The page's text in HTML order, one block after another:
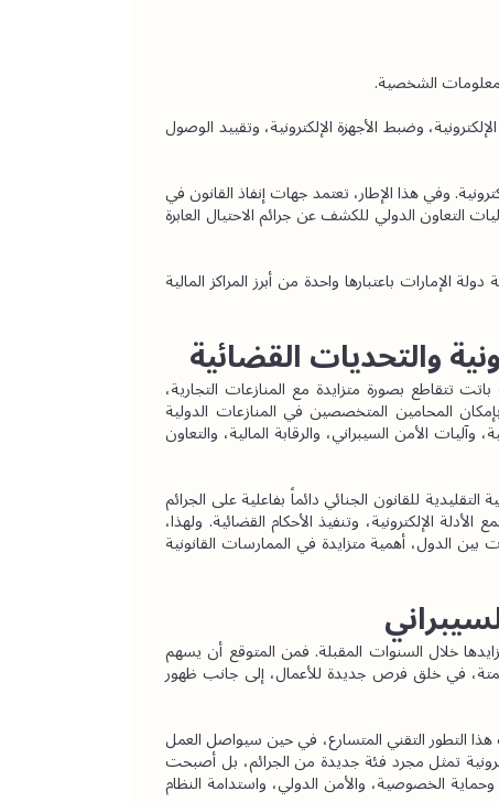
الشخصية.
وتطبق المحاكم الإماراتية إجراءات متعددة في الممارسة العملية، من بينها حجب المواقع الإلكترونية، وضبط الأجهزة الإلكترونية، وتقييد الوصول
كما تولي دولة الإمارات اهتماماً كبيراً بتطوير جهات متخصصة في التحقيق في الجرائم الإلكترونية. وفي هذا الإطار، تعتمد جهات إنفاذ القانون في
ويكتسب ذلك أهمية خاصة بالنسبة للأعمال والاستثمارات الدولية، في ظل ترسيخ مكانة دولة الإمارات باعتبارها واحدة من أبرز المراكز المالية
والتحديات القضائية
والتحقيقات المتعلقة بالاحتيال، وإجراءات تتبع الأصول. وفي ظل هذا الواقع، لم يعد بإمكان المحامين المتخصصين في المنازعات الدولية
الاكتفاء بالفهم التقليدي لقانون العقود أو قانون الشركات، بل أصبح الإلمام بالأدلة الرقمية، وآليات الأمن السيبراني، والرقابة المالية، والتعاون
وتظل مسألة الاختصاص القضائي من أكثر التحديات تعقيداً، إذ لا تنطبق المبادئ الإقليمية التقليدية للقانون الجنائي دائماً بفاعلية على الجرائم
تكتسب آليات المساعدة القانونية المتبادلة، والتحقيقات العابرة للحدود، وتبادل المعلومات بين الدول، أهمية متزايدة في الممارسات القانونية
من الواضح أن أهمية الجرائم الإلكترونية، باعتبارها ظاهرة قانونية واقتصادية، ستواصل تزايدها خلال السنوات المقبلة. فمن المتوقع أن يسهم
تطور الذكاء الاصطناعي، وتقنيات البلوك تشين، والعملات الرقمية، وأنظمة الإدارة المؤتمتة، في خلق فرص جديدة للأعمال، إلى جانب ظهور
وفي المقابل، ستجد الدول والمنظمات الدولية نفسها مطالبة بتطوير تشريعاتها بما يواكب هذا التطور التقني المتسارع، في حين سيواصل العمل
القانوني التحول نحو مزيد من التخصص في القضايا الرقمية. وهكذا، لم تعد الجرائم الإلكترونية تمثل مجرد فئة جديدة من الجرائم، بل أصبحت
انعكاساً لتحول جوهري في طبيعة الجريمة المعاصرة. فهي تؤثر في الاستقرار الاقتصادي، وحماية الخصوصية، والأمن الدولي، واستدامة النظام